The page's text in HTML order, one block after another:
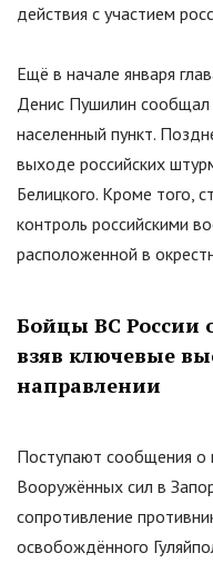
действия с участием
Ещё в начале января
Денис Пушилин
населенный пункт.
выходе российских
Белицкого. Кроме того,
контроль российскими
расположенной в
Бойцы ВС России
взяв ключевые
направлении
Поступают сообщения о
Вооружённых сил в
сопротивление
освобождённого